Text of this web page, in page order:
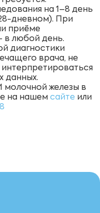
на 1–8 день
дневном). При
приёме
в любой день.
диагностики
врача, не
данных.
молочной железы в
на нашем сайте или